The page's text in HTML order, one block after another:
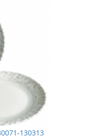
130313